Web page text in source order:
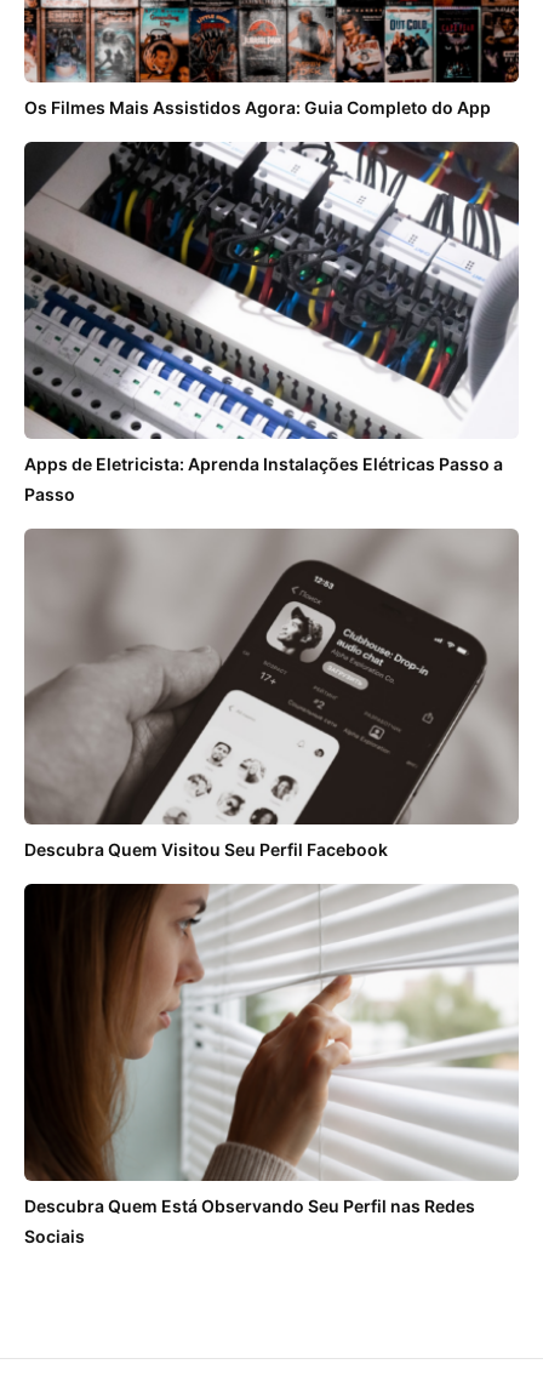
Os Filmes Mais Assistidos Agora: Guia Completo do App
Apps de Eletricista: Aprenda Instalações Elétricas Passo a
Passo
Descubra Quem Visitou Seu Perfil Facebook
Descubra Quem Está Observando Seu Perfil nas Redes
Sociais